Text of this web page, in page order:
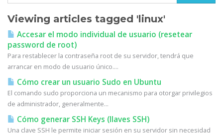
Viewing articles tagged 'linux'
Accesar el modo individual de usuario (resetear
password de root)
Para restablecer la contraseña root de su servidor, tendrá que
arrancar en modo de usuario único....
Cómo crear un usuario Sudo en Ubuntu
El comando sudo proporciona un mecanismo para otorgar privilegios
de administrador, generalmente...
Cómo generar SSH Keys (llaves SSH)
Una clave SSH le permite iniciar sesión en su servidor sin necesidad